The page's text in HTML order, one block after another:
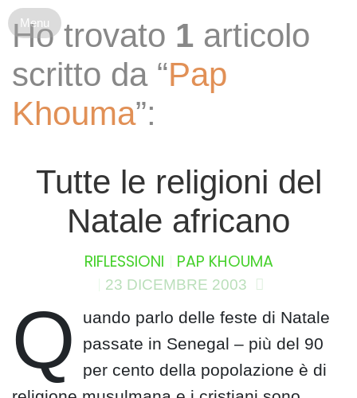
Ho trovato 1 articolo
scritto da “Pap
Khouma”:
Tutte le religioni del
Natale africano
RIFLESSIONI PAP KHOUMA
23 DICEMBRE 2003
Q
uando parlo delle feste di Natale
passate in Senegal – più del 90
per cento della popolazione è di